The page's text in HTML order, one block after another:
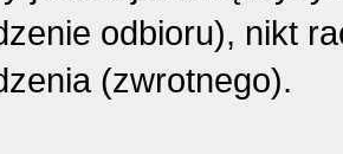
odbioru), nikt
(zwrotnego).